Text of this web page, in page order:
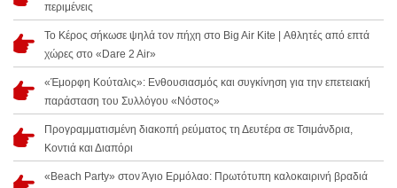
περιμένεις
Το Κέρος σήκωσε ψηλά τον πήχη στο Big Air Kite | Αθλητές από επτά
χώρες στο «Dare 2 Air»
«Έμορφη Κούταλις»: Ενθουσιασμός και συγκίνηση για την επετειακή
παράσταση του Συλλόγου «Νόστος»
Προγραμματισμένη διακοπή ρεύματος τη Δευτέρα σε Τσιμάνδρια,
Κοντιά και Διαπόρι
«Beach Party» στον Άγιο Ερμόλαο: Πρωτότυπη καλοκαιρινή βραδιά